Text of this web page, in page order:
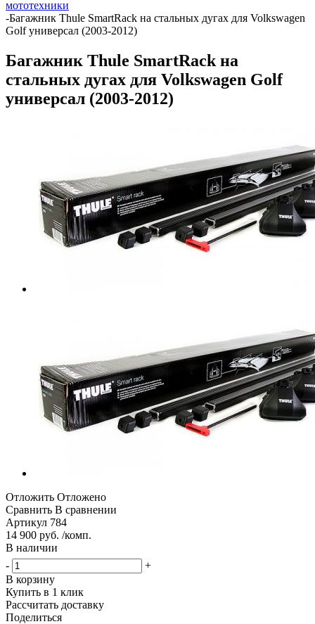
мототехники
-Багажник Thule SmartRack на стальных дугах для Volkswagen
Golf универсал (2003-2012)
Багажник Thule SmartRack на
стальных дугах для Volkswagen Golf
универсал (2003-2012)
Отложить Отложено
Сравнить В сравнении
Артикул 784
14 900 руб. /комп.
В наличии
-
+
В корзину
Купить в 1 клик
Рассчитать доставку
Поделиться